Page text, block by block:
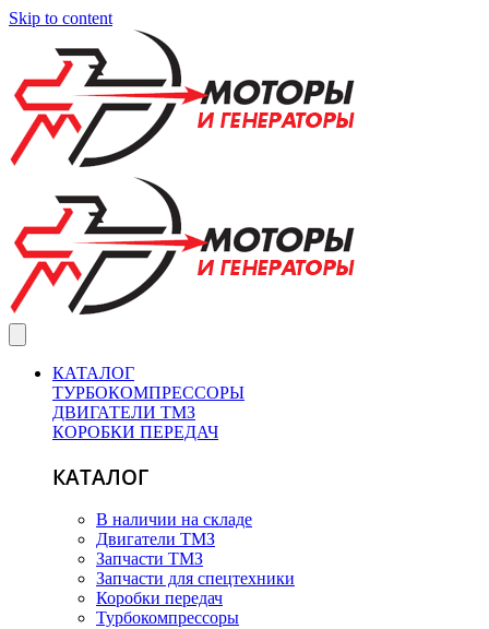
Skip to content
КАТАЛОГ
ТУРБОКОМПРЕССОРЫ
ДВИГАТЕЛИ ТМЗ
КОРОБКИ ПЕРЕДАЧ
КАТАЛОГ
В наличии на складе
Двигатели ТМЗ
Запчасти ТМЗ
Запчасти для спецтехники
Коробки передач
Турбокомпрессоры